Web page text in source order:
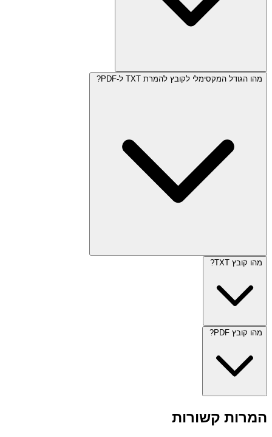
מהו הגודל המקסימלי לקובץ להמרת TXT ל-PDF?
מהו קובץ TXT?
מהו קובץ PDF?
המרות קשורות